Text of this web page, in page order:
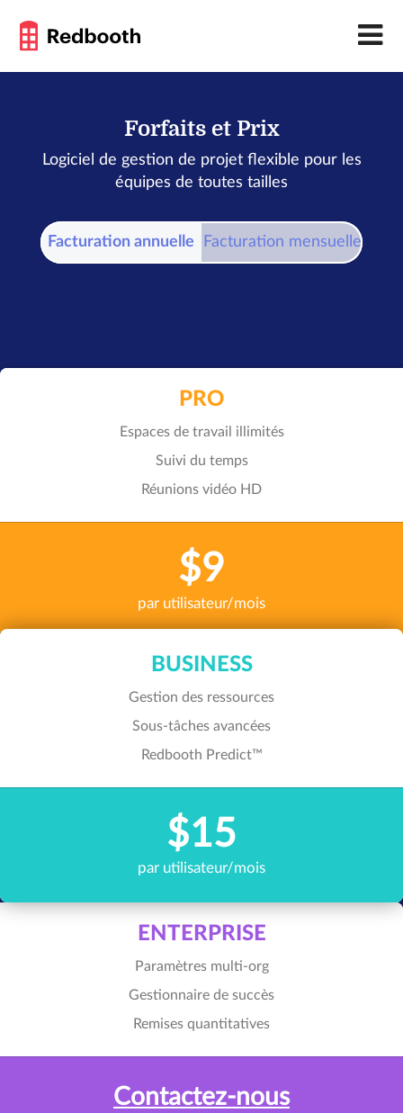
Forfaits et Prix
Logiciel de gestion de projet flexible pour les
équipes de toutes tailles
Facturation annuelle Facturation mensuelle
PRO
Espaces de travail illimités
Suivi du temps
Réunions vidéo HD
$9
par utilisateur/mois
BUSINESS
Gestion des ressources
Sous-tâches avancées
Redbooth Predict™
$15
par utilisateur/mois
ENTERPRISE
Paramètres multi-org
Gestionnaire de succès
Remises quantitatives
Contactez-nous